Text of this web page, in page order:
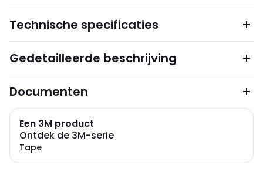
Technische specificaties
Gedetailleerde beschrijving
Documenten
Een 3M product
Ontdek de 3M-serie
Tape